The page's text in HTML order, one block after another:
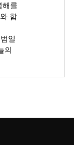
해를
함
일
의